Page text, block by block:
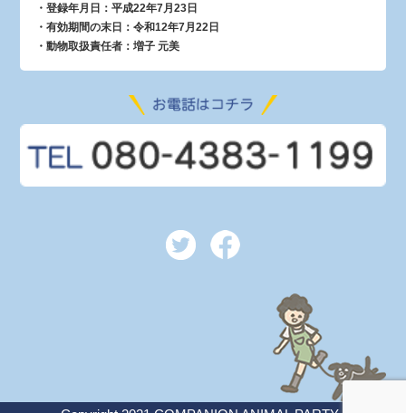
・登録年月日：平成22年7月23日
・有効期間の末日：令和12年7月22日
・動物取扱責任者：増子 元美